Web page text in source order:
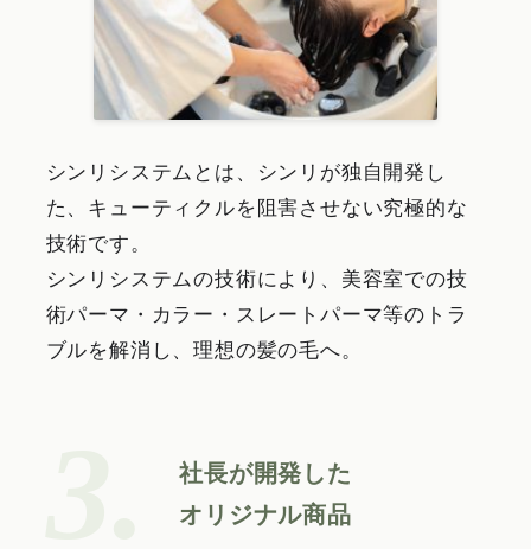
シンリシステムとは、シンリが独自開発し
た、キューティクルを阻害させない究極的な
技術です。
シンリシステムの技術により、美容室での技
術パーマ・カラー・スレートパーマ等のトラ
ブルを解消し、理想の髪の毛へ。
社⻑が開発した
オリジナル商品